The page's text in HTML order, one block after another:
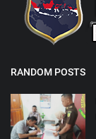
RANDOM POSTS